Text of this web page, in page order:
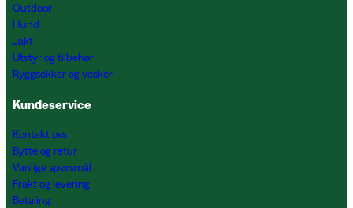
Outdoor
Hund
Jakt
Utstyr og tilbehør
Ryggsekker og vesker
Kundeservice
Kontakt oss
Bytte og retur
Vanlige spørsmål
Frakt og levering
Betaling